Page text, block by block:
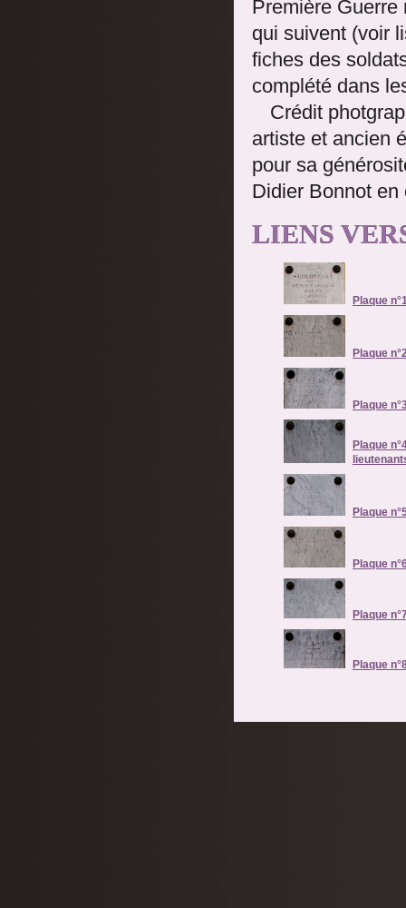
Première
qui suivent (voir
fiches des
complété dans
Crédit
artiste et ancien
pour sa
Didier Bonnot
LIENS
Plaque
Plaque
Plaque
Plaque
Plaque
Plaque
Plaque
Plaque